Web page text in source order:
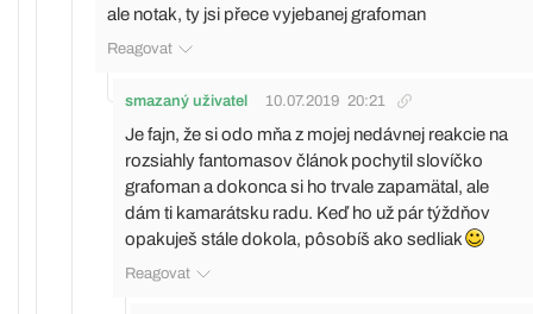
ale notak, ty jsi přece vyjebanej grafoman
Reagovat
smazaný uživatel 10.07.2019 20:21
Je fajn, že si odo mňa z mojej nedávnej reakcie na
rozsiahly fantomasov článok pochytil slovíčko
grafoman a dokonca si ho trvale zapamätal, ale
dám ti kamarátsku radu. Keď ho už pár týždňov
opakuješ stále dokola, pôsobíš ako sedliak
Reagovat